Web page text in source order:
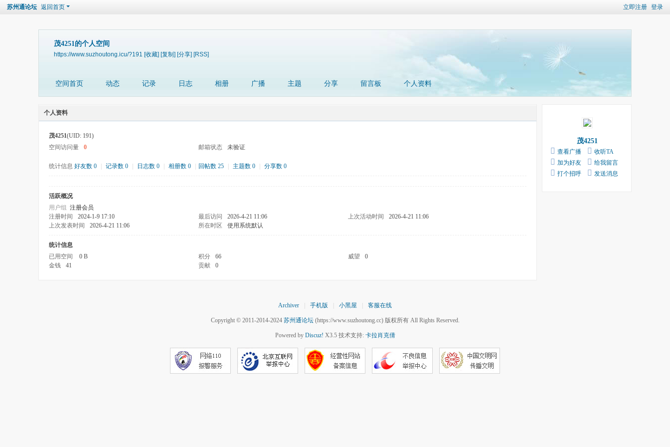
立即注册 登录
苏州通论坛 返回首页
茂4251的个人空间
https://www.suzhoutong.icu/?191 [收藏] [复制] [分享] [RSS]
空间首页 动态 记录 日志 相册 广播 主题 分享 留言板 个人资料
个人资料
茂4251(UID: 191)
空间访问量
0 邮箱状态 未验证
统计信息 好友数 0 记录数 0 日志数 0 相册数 0 回帖数 25 主题数 0 分享数 0
活跃概况
用户组 注册会员
注册时间
2024-1-9 17:10 最后访问 2026-4-21 11:06 上次活动时间
2026-4-21 11:06
上次发表时间
2026-4-21 11:06 所在时区 使用系统默认
统计信息
已用空间
0 B 积分 66 威望
0
金钱
41 贡献 0
茂4251
查看广播
收听TA
加为好友
给我留言
打个招呼
发送消息
Archiver 手机版 小黑屋 客服在线
Copyright © 2011-2014-2024 苏州通论坛(https://www.suzhoutong.cc) 版权所有 All Rights Reserved.
Powered by Discuz! X3.5 技术支持: 卡拉肖克倩